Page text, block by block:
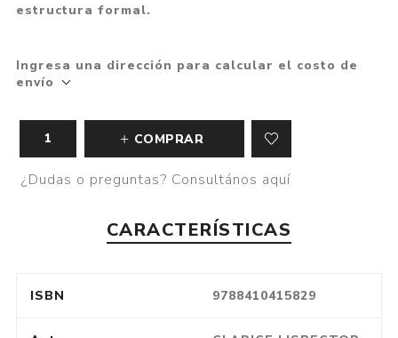
estructura formal.
Ingresa una dirección para calcular el costo de
envío
COMPRAR
¿Dudas o preguntas? Consultános aquí
CARACTERÍSTICAS
ISBN 9788410415829